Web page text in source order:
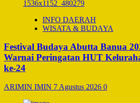
INFO DAERAH
WISATA & BUDAYA
Festival Budaya Abutta Banua
Warnai Peringatan HUT
ke-24
ARIMIN IMIN 7 Agustus 2026 0